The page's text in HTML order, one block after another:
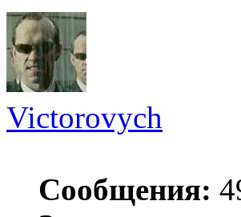
Victorovych
Сообщения: